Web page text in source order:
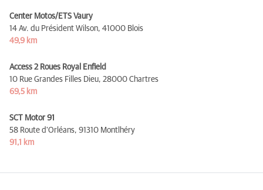
Center Motos/ETS Vaury
14 Av. du Président Wilson, 41000 Blois
49,9 km
Access 2 Roues Royal Enfield
10 Rue Grandes Filles Dieu, 28000 Chartres
69,5 km
SCT Motor 91
58 Route d'Orléans, 91310 Montlhéry
91,1 km